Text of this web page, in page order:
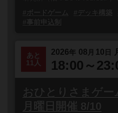
#ボードゲーム
#デッキ構築
#事前申込制
あと
11人
2026年 08 月 10 日
18:00～
おひとりさまゲ
月曜日開催 8/10